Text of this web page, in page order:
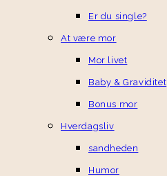
Er du single?
At være mor
Mor livet
Baby & Graviditet
Bonus mor
Hverdagsliv
sandheden
Humor